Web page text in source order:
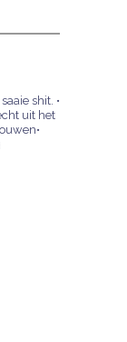
shit. •
uit het